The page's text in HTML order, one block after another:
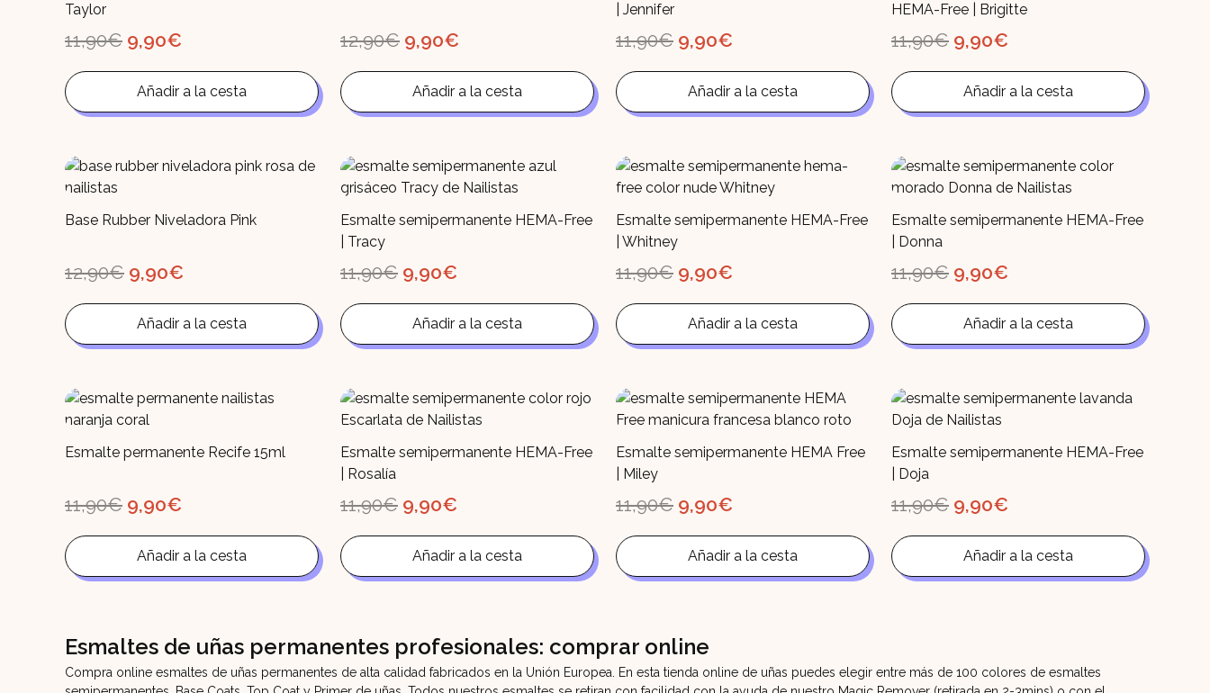
Taylor
11,90€ El
precio
original
era:
11,90€.
9,90€
actual
es:
9,90€.
Añadir a la cesta
12,90€ El
precio
original
era:
12,90€.
9,90€
actual
es:
9,90€.
Añadir a la cesta
| Jennifer
11,90€ El
precio
original
era:
11,90€.
9,90€
actual
es:
9,90€.
Añadir a la cesta
HEMA-Free | Brigitte
11,90€ El
precio
original
era:
11,90€.
9,90€
actual
es:
9,90€.
Añadir a la cesta
Base Rubber Niveladora Pink
12,90€ El
precio
original
era:
12,90€.
9,90€
actual
es:
9,90€.
Añadir a la cesta
Esmalte semipermanente HEMA-Free
| Tracy
11,90€ El
precio
original
era:
11,90€.
9,90€
actual
es:
9,90€.
Añadir a la cesta
Esmalte semipermanente HEMA-Free
| Whitney
11,90€ El
precio
original
era:
11,90€.
9,90€
actual
es:
9,90€.
Añadir a la cesta
Esmalte semipermanente HEMA-Free
| Donna
11,90€ El
precio
original
era:
11,90€.
9,90€
actual
es:
9,90€.
Añadir a la cesta
Esmalte permanente Recife 15ml
11,90€ El
precio
original
era:
11,90€.
9,90€
actual
es:
9,90€.
Añadir a la cesta
Esmalte semipermanente HEMA-Free
| Rosalía
11,90€ El
precio
original
era:
11,90€.
9,90€
actual
es:
9,90€.
Añadir a la cesta
Esmalte semipermanente HEMA Free
| Miley
11,90€ El
precio
original
era:
11,90€.
9,90€
actual
es:
9,90€.
Añadir a la cesta
Esmalte semipermanente HEMA-Free
| Doja
11,90€ El
precio
original
era:
11,90€.
9,90€
actual
es:
9,90€.
Añadir a la cesta
Esmaltes de uñas permanentes profesionales: comprar online
Compra online esmaltes de uñas permanentes de alta calidad fabricados en la Unión Europea. En esta tienda online de uñas puedes elegir entre más de 100 colores de esmaltes